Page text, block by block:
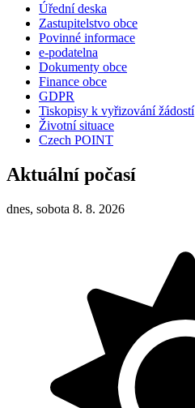
Úřední deska
Zastupitelstvo obce
Povinné informace
e-podatelna
Dokumenty obce
Finance obce
GDPR
Tiskopisy k vyřizování žádostí
Životní situace
Czech POINT
Aktuální počasí
dnes, sobota 8. 8. 2026